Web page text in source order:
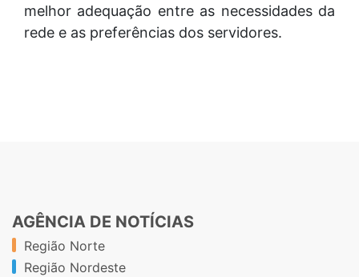
melhor adequação entre as necessidades da
rede e as preferências dos servidores.
AGÊNCIA DE NOTÍCIAS
Região Norte
Região Nordeste